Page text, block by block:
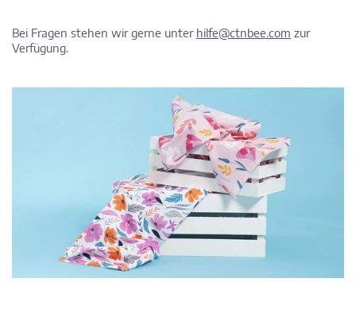
Bei Fragen stehen wir gerne unter hilfe@ctnbee.com zur
Verfügung.